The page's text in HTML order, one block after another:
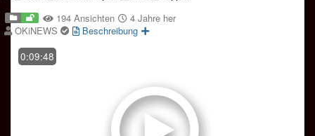
194 Ansichten
4 Jahre her
OKiNEWS
Beschreibung
0:09:48